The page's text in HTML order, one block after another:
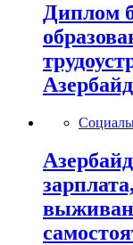
Диплом